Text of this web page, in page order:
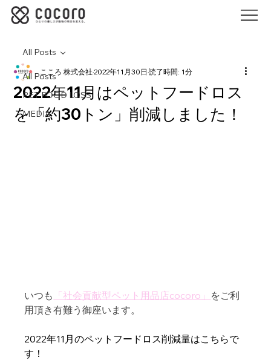
All Posts
PET FOOD LOSS
MEDIA
All Posts
2022年11月はペットフードロス
を「約30トン」削減しました！
こころ 株式会社2022年11月30日読了時間: 1分
いつも 「社会貢献型ペット用品店cocoro」 をご利
用頂き有難う御座います。
2022年11月のペットフードロス削減量はこちらで
す！